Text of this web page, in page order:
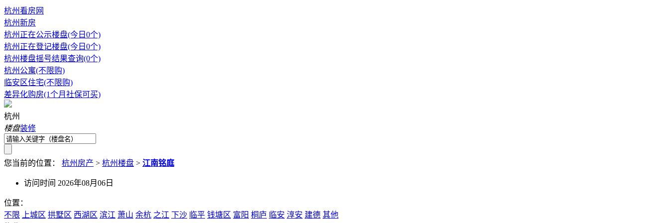
杭州看房网
杭州新房
杭州正在公示楼盘(今日0个)
杭州正在登记楼盘(今日0个)
杭州楼盘摇号结果查询(0个)
杭州公寓(不限购)
临安区住宅(不限购)
差异化购房(1个月社保可买)
杭州
楼盘装修
您当前的位置： 杭州房产 > 杭州楼盘 > 江南铭庭
访问时间 2026年08月06日
位置：
不限
上城区 拱墅区 西湖区 滨江 萧山 余杭 之江 下沙 临平 钱塘区 富阳 桐庐 临安 淳安 建德 其他